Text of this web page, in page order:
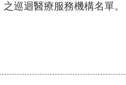
巡迴醫療服務機構名單。